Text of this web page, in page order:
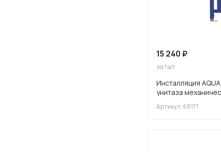
15 240 ₽
за 1 шт
Инсталляция
унитаза
Артикул: 68177